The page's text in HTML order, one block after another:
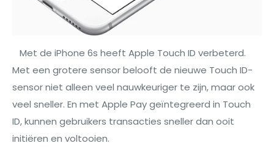
Met de iPhone 6s heeft Apple Touch ID verbeterd.
Met een grotere sensor belooft de nieuwe Touch ID-
sensor niet alleen veel nauwkeuriger te zijn, maar ook
veel sneller. En met Apple Pay geïntegreerd in Touch
ID, kunnen gebruikers transacties sneller dan ooit
initiëren en voltooien.